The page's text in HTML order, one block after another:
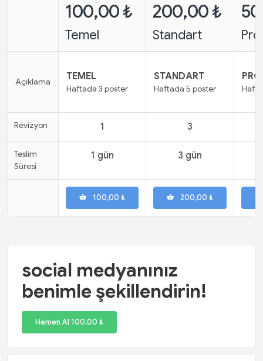
100,00 ₺
Temel
200,00 ₺
Standart Pro
Açıklama TEMEL
Haftada 3 poster
STANDART
Haftada 5 poster
PRO
Revizyon 1 3
Teslim
Süresi
1 gün 3 gün
100,00 ₺ 200,00 ₺
social medyanınız
benimle şekillendirin!
Hemen Al 100,00 ₺